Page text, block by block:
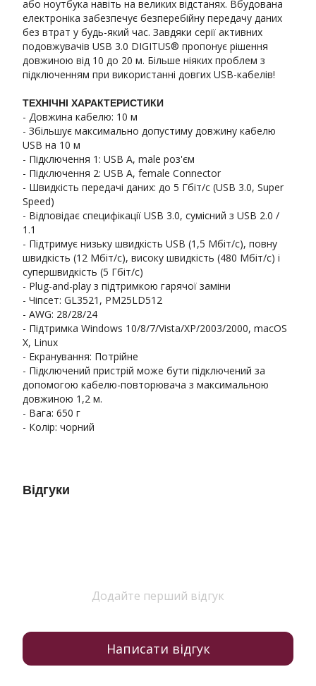
або ноутбука навіть на великих відстанях. Вбудована
електроніка забезпечує безперебійну передачу даних
без втрат у будь-який час. Завдяки серії активних
подовжувачів USB 3.0 DIGITUS® пропонує рішення
довжиною від 10 до 20 м. Більше ніяких проблем з
підключенням при використанні довгих USB-кабелів!
ТЕХНІЧНІ ХАРАКТЕРИСТИКИ
- Довжина кабелю: 10 м
- Збільшує максимально допустиму довжину кабелю
USB на 10 м
- Підключення 1: USB A, male роз'єм
- Підключення 2: USB A, female Connector
- Швидкість передачі даних: до 5 Гбіт/с (USB 3.0, Super
Speed)
- Відповідає специфікації USB 3.0, сумісний з USB 2.0 /
1.1
- Підтримує низьку швидкість USB (1,5 Мбіт/с), повну
швидкість (12 Мбіт/с), високу швидкість (480 Мбіт/с) і
супершвидкість (5 Гбіт/с)
- Plug-and-play з підтримкою гарячої заміни
- Чіпсет: GL3521, PM25LD512
- AWG: 28/28/24
- Підтримка Windows 10/8/7/Vista/XP/2003/2000, macOS
X, Linux
- Екранування: Потрійне
- Підключений пристрій може бути підключений за
допомогою кабелю-повторювача з максимальною
довжиною 1,2 м.
- Вага: 650 г
- Колір: чорний
Відгуки
Додайте перший відгук
Написати відгук